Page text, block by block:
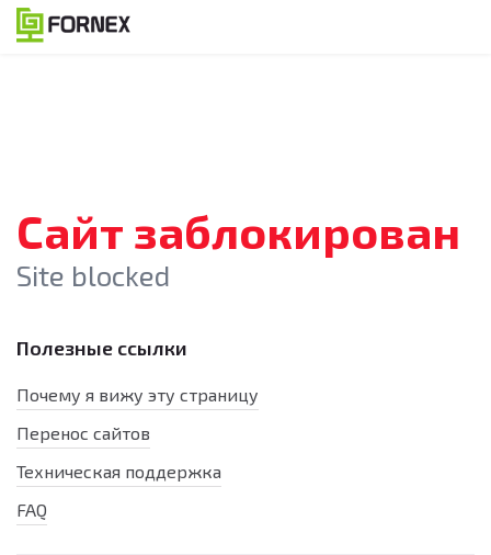
Сайт заблокирован
Site blocked
Полезные ссылки
Почему я вижу эту страницу
Перенос сайтов
Техническая поддержка
FAQ